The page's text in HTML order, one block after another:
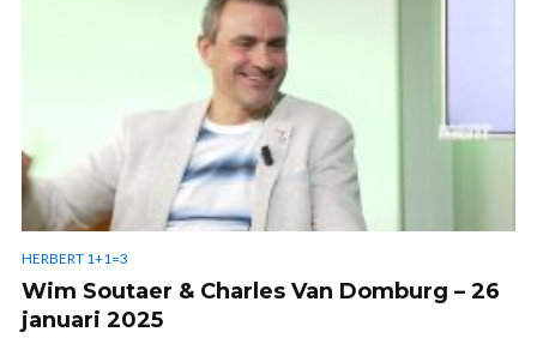
HERBERT 1+1=3
Wim Soutaer & Charles Van Domburg – 26
januari 2025